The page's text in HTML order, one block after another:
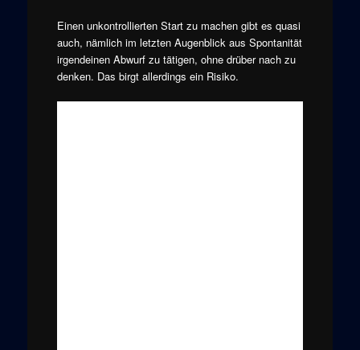
Einen unkontrollierten Start zu machen gibt es quasi
auch, nämlich im letzten Augenblick aus Spontanität
irgendeinen Abwurf zu tätigen, ohne drüber nach zu
denken. Das birgt allerdings ein Risiko.